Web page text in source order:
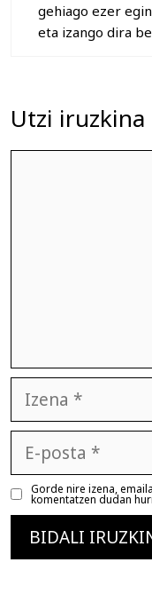
gehiago ezer
eta izango dira
Utzi iruzkina
posta
Gorde nire izena,
komentatzen dudan